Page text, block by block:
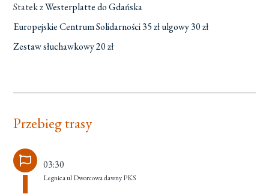
Statek zWesterplatte do Gdańska
Europejskie Centrum Solidarności 35 zł ulgowy 30 zł
Zestaw słuchawkowy 20 zł
Przebieg trasy
03:30
Legnica ul Dworcowa dawny PKS